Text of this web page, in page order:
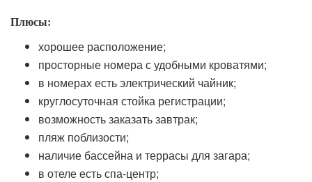
Плюсы:
хорошее расположение;
просторные номера с удобными кроватями;
в номерах есть электрический чайник;
круглосуточная стойка регистрации;
возможность заказать завтрак;
пляж поблизости;
наличие бассейна и террасы для загара;
в отеле есть спа-центр;